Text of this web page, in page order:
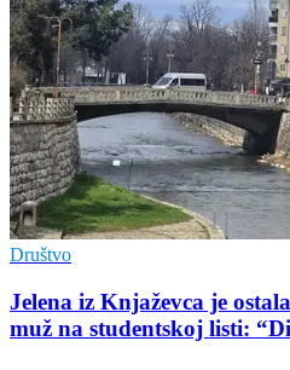
Društvo
Jelena iz Knjaževca je
muž na studentskoj listi: